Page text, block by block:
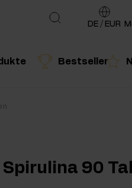
Bestseller
DE / EUR
Spirulina 90